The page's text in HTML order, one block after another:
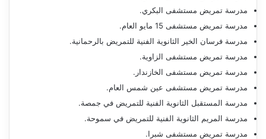
مدرسة تمريض مستشفى البكري.
مدرسة تمريض مستشفى 15 مايو العام.
مدرسة فرسان الخير الثانوية الفنية للتمريض بالرحمانية.
مدرسة تمريض مستشفى الزاوية.
مدرسة تمريض مستشفى الخازندار.
مدرسة تمريض مستشفى عين شمس العام.
مدرسة المستقبل الثانوية الفنية للتمريض في جمصة.
مدرسة المريم الثانوية الفنية للتمريض في سموحة.
مدرسة تمريض مستشفى شبرا.